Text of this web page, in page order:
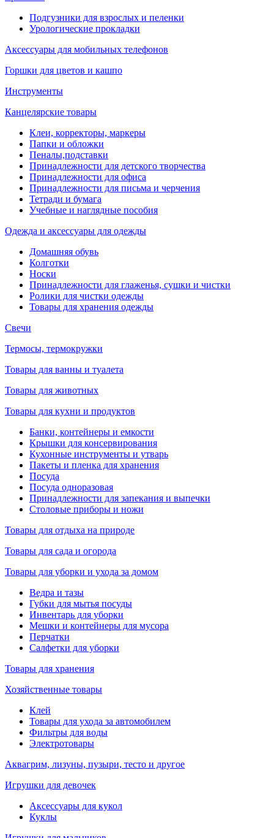
Подгузники для взрослых и пеленки
Урологические прокладки
Аксессуары для мобильных телефонов
Горшки для цветов и кашпо
Инструменты
Канцелярские товары
Клеи, корректоры, маркеры
Папки и обложки
Пеналы,подставки
Принадлежности для детского творчества
Принадлежности для офиса
Принадлежности для письма и черчения
Тетради и бумага
Учебные и наглядные пособия
Одежда и аксессуары для одежды
Домашняя обувь
Колготки
Носки
Принадлежности для глаженья, сушки и чистки
Ролики для чистки одежды
Товары для хранения одежды
Свечи
Термосы, термокружки
Товары для ванны и туалета
Товары для животных
Товары для кухни и продуктов
Банки, контейнеры и емкости
Крышки для консервирования
Кухонные инструменты и утварь
Пакеты и пленка для хранения
Посуда
Посуда одноразовая
Принадлежности для запекания и выпечки
Столовые приборы и ножи
Товары для отдыха на природе
Товары для сада и огорода
Товары для уборки и ухода за домом
Ведра и тазы
Губки для мытья посуды
Инвентарь для уборки
Мешки и контейнеры для мусора
Перчатки
Салфетки для уборки
Товары для хранения
Хозяйственные товары
Клей
Товары для ухода за автомобилем
Фильтры для воды
Электротовары
Аквагрим, лизуны, пузыри, тесто и другое
Игрушки для девочек
Аксессуары для кукол
Куклы